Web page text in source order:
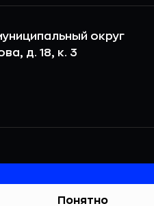
округ
д. 18, к. 3
Если вы не хотите, чтобы
пожалуйста, ограничьте их
Понятно